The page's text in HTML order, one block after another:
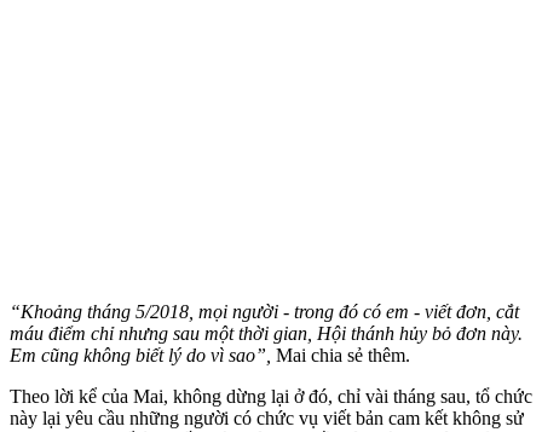
“Khoảng tháng 5/2018, mọi người - trong đó có em - viết đơn, cắt
máu điểm chỉ nhưng sau một thời gian, Hội thánh hủy bỏ đơn này.
Em cũng không biết lý do vì sao”, Mai chia sẻ thêm.
Theo lời kể của Mai, không dừng lại ở đó, chỉ vài tháng sau, tổ chức
này lại yêu cầu những người có chức vụ viết bản cam kết không sử